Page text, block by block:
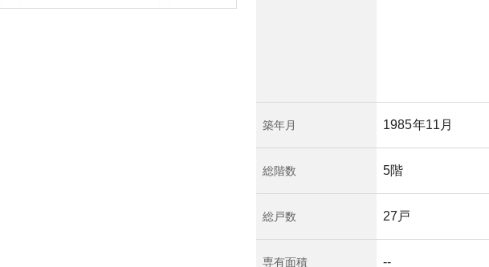
築年月 1985年11月
総階数 5階
総戸数 27戸
専有面積 --